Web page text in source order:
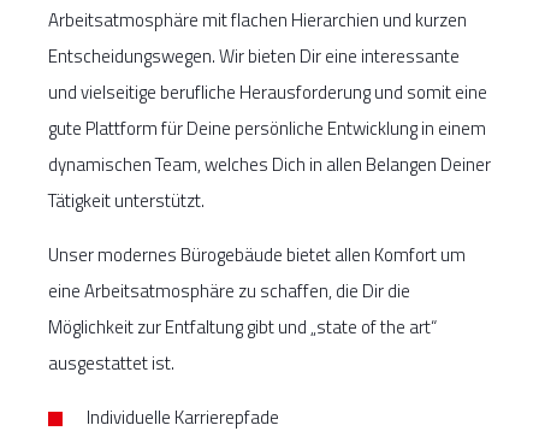
Arbeitsatmosphäre mit flachen Hierarchien und kurzen
Entscheidungswegen. Wir bieten Dir eine interessante
und vielseitige berufliche Herausforderung und somit eine
gute Plattform für Deine persönliche Entwicklung in einem
dynamischen Team, welches Dich in allen Belangen Deiner
Tätigkeit unterstützt.
Unser modernes Bürogebäude bietet allen Komfort um
eine Arbeitsatmosphäre zu schaffen, die Dir die
Möglichkeit zur Entfaltung gibt und „state of the art“
ausgestattet ist.
Individuelle Karrierepfade